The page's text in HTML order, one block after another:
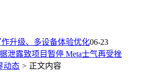
级、多设备体验优化06-23
牢数据“防火墙”护自家商品信息
推进：人类星际远航或迎革命性突破
泄露致项目暂停 Meta士气再受挫
日缩水超万亿，技术竞争添变数
动态 > 正文内容